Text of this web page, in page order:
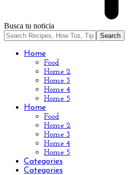
Busca tu noticia
Home
Food
Home 2
Home 3
Home 4
Home 5
Home
Food
Home 2
Home 3
Home 4
Home 5
Categories
Categories